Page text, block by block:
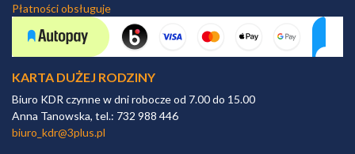
Płatności obsługuje
KARTA DUŻEJ RODZINY
Biuro KDR czynne w dni robocze od 7.00 do 15.00
Anna Tanowska, tel.: 732 988 446
biuro_kdr@3plus.pl